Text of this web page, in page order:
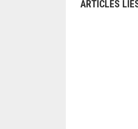
ARTICLES